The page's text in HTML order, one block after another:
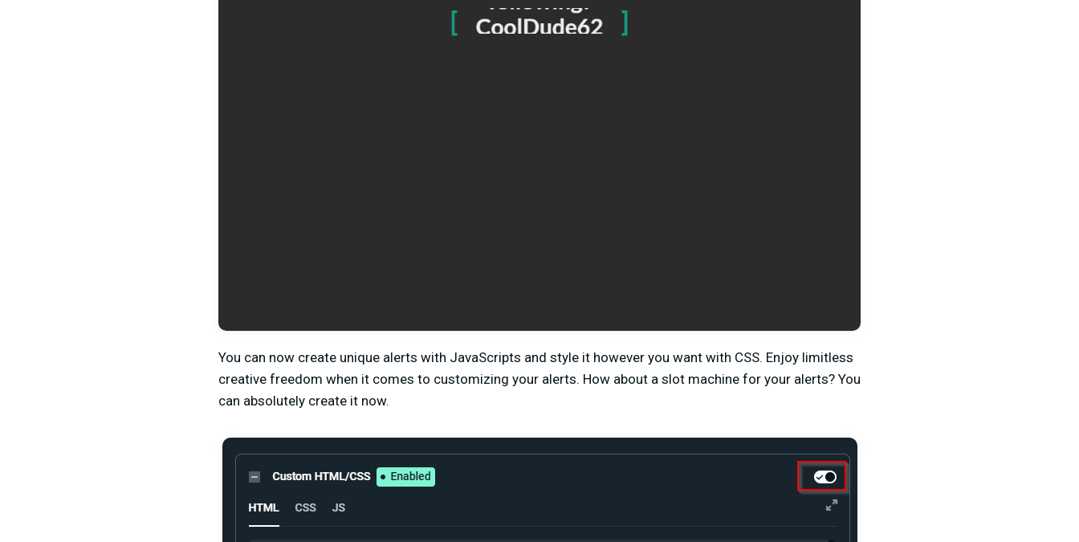
You can now create unique alerts with JavaScripts and style it however you want with CSS. Enjoy limitless
creative freedom when it comes to customizing your alerts. How about a slot machine for your alerts? You
can absolutely create it now.